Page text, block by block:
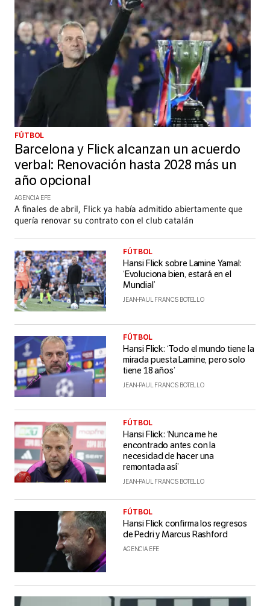
FÚTBOL
Barcelona y Flick alcanzan un acuerdo
verbal: Renovación hasta 2028 más un
año opcional
AGENCIA EFE
A finales de abril, Flick ya había admitido abiertamente que
quería renovar su contrato con el club catalán
FÚTBOL
Hansi Flick sobre Lamine Yamal:
‘Evoluciona bien, estará en el
Mundial’
JEAN-PAUL FRANCIS BOTELLO
FÚTBOL
Hansi Flick: ‘Todo el mundo tiene la
mirada puesta Lamine, pero solo
tiene 18 años’
JEAN-PAUL FRANCIS BOTELLO
FÚTBOL
Hansi Flick: ‘Nunca me he
encontrado antes con la
necesidad de hacer una
remontada así’
JEAN-PAUL FRANCIS BOTELLO
FÚTBOL
Hansi Flick confirma los regresos
de Pedri y Marcus Rashford
AGENCIA EFE